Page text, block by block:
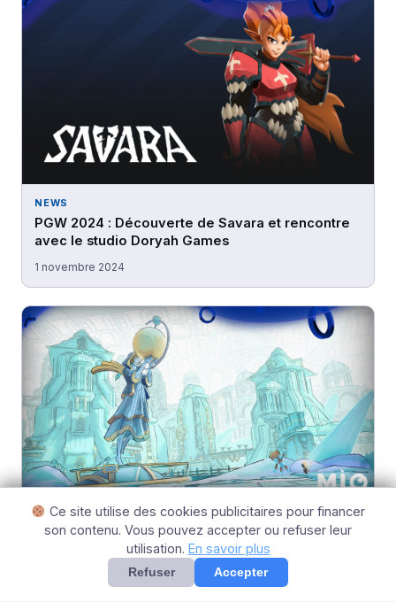
NEWS
PGW 2024 : Découverte de Savara et rencontre
avec le studio Doryah Games
1 novembre 2024
PGW 2024 : Découverte de MIO Memories in
Orbit et rencontre avec le studio Douze Dixièmes
27 octobre 2024
Ce site utilise des cookies publicitaires pour financer
son contenu. Vous pouvez accepter ou refuser leur
utilisation. En savoir plus
Refuser Accepter